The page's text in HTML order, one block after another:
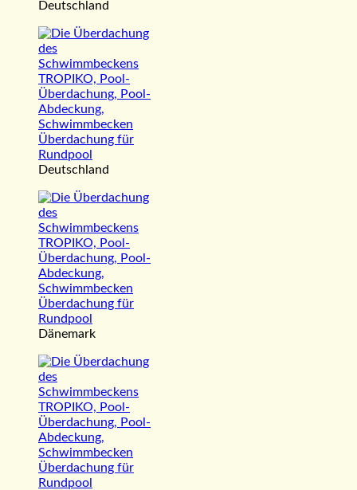
Deutschland
Deutschland
Dänemark